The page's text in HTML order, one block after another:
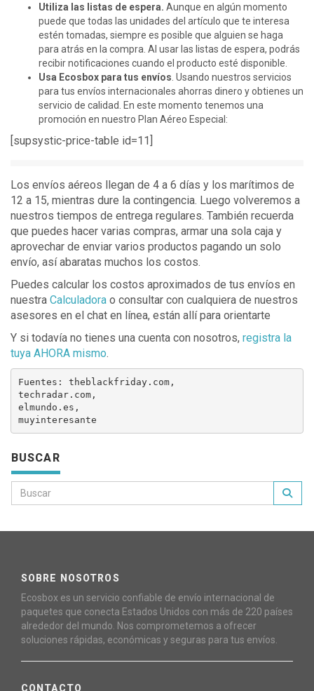
Utiliza las listas de espera. Aunque en algún momento
puede que todas las unidades del artículo que te interesa
estén tomadas, siempre es posible que alguien se haga
para atrás en la compra. Al usar las listas de espera, podrás
recibir notificaciones cuando el producto esté disponible.
Usa Ecosbox para tus envíos. Usando nuestros servicios
para tus envíos internacionales ahorras dinero y obtienes un
servicio de calidad. En este momento tenemos una
promoción en nuestro Plan Aéreo Especial:
[supsystic-price-table id=11]
Los envíos aéreos llegan de 4 a 6 días y los marítimos de
12 a 15, mientras dure la contingencia. Luego volveremos a
nuestros tiempos de entrega regulares. También recuerda
que puedes hacer varias compras, armar una sola caja y
aprovechar de enviar varios productos pagando un solo
envío, así abaratas muchos los costos.
Puedes calcular los costos aproximados de tus envíos en
nuestra Calculadora o consultar con cualquiera de nuestros
asesores en el chat en línea, están allí para orientarte
Y si todavía no tienes una cuenta con nosotros, registra la
tuya AHORA mismo.
Fuentes: theblackfriday.com,
techradar.com,
elmundo.es,
BUSCAR
SOBRE NOSOTROS
Ecosbox es un servicio confiable de envío internacional de
paquetes que conecta Estados Unidos con más de 220 países
alrededor del mundo. Nos comprometemos a ofrecer
soluciones rápidas, económicas y seguras para tus envíos.
CONTACTO